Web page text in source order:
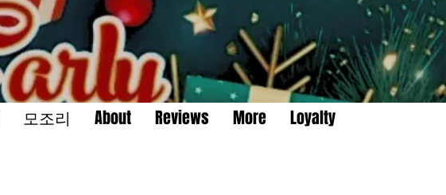
모조리 About Reviews More Loyalty